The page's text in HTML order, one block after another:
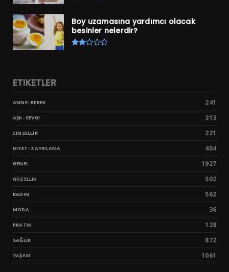
Boy uzamasına yardımcı olacak
besinler nelerdir?
ETIKETLER
ANNE- BEBEK 241
AŞK- SEVGI 313
CINSELLIK 221
DIYET- ZAYIFLAMA 404
GENEL 1927
GÜZELLIK 502
KADIN 562
MODA 36
PRATIK 128
SAĞLIK 872
YAŞAM 1061